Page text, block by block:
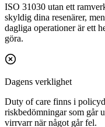
ISO 31030 utan ett
skyldig dina resenärer,
dagliga operationer är ett
göra.
Dagens verklighet
Duty of care finns i
riskbedömningar som går
virrvarr när något går fel.